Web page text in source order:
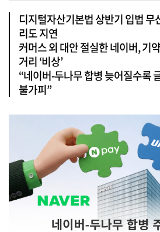
디지털자산기본법 상반기 입법
리도 지연
커머스 외 대안 절실한 네이버, 기
거리 ‘비상’
“네이버-두나무 합병 늦어질수록
불가피”